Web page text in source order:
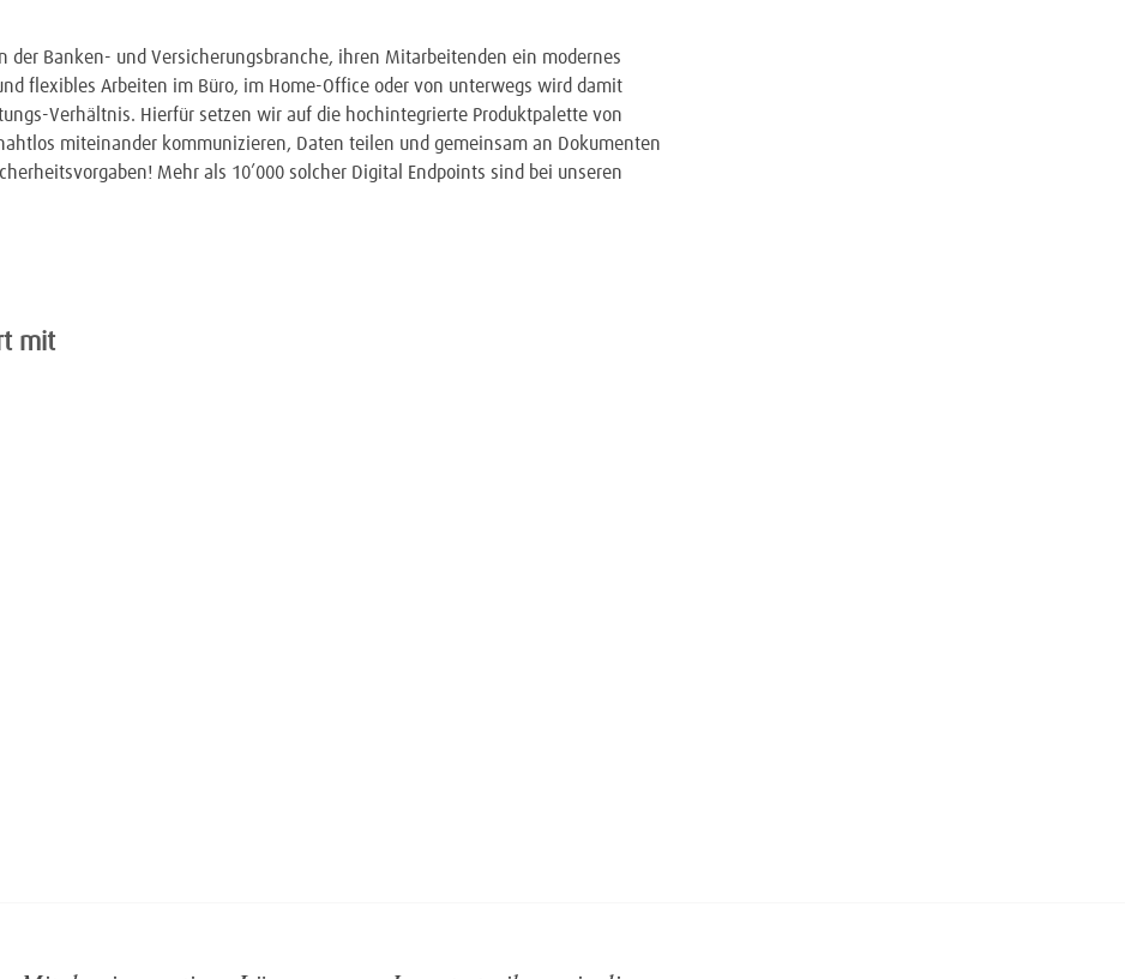
Banken- und Versicherungsbranche, ihren Mitarbeitenden ein modernes
flexibles Arbeiten im Büro, im Home-Office oder von unterwegs wird damit
Verhältnis. Hierfür setzen wir auf die hochintegrierte Produktpalette von
miteinander kommunizieren, Daten teilen und gemeinsam an Dokumenten
Mehr als 10’000 solcher Digital Endpoints sind bei unseren
mit